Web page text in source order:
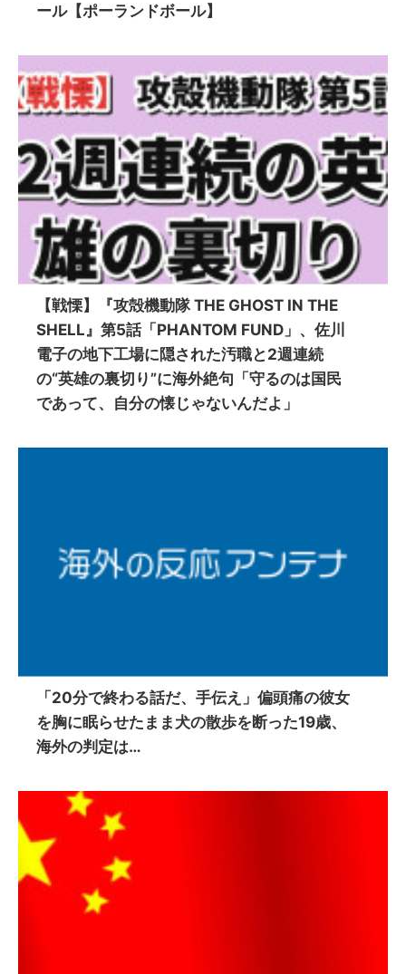
ール【ポーランドボール】
【戦慄】『攻殻機動隊 THE GHOST IN THE
SHELL』第5話「PHANTOM FUND」、佐川
電子の地下工場に隠された汚職と2週連続
の“英雄の裏切り”に海外絶句「守るのは国民
であって、自分の懐じゃないんだよ」
「20分で終わる話だ、手伝え」偏頭痛の彼女
を胸に眠らせたまま犬の散歩を断った19歳、
海外の判定は…